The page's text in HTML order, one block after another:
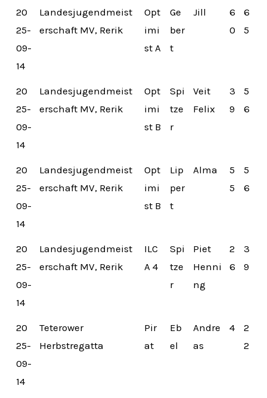
20
25-
09-
14
Landesjugendmeist
erschaft MV, Rerik
Opt
imi
st A
Ge
ber
t
Jill
6
0
6
5
20
25-
09-
14
Landesjugendmeist
erschaft MV, Rerik
Opt
imi
st B
Spi
tze
r
Veit
Felix
3
9
5
6
20
25-
09-
14
Landesjugendmeist
erschaft MV, Rerik
Opt
imi
st B
Lip
per
t
Alma
5
5
5
6
20
25-
09-
14
Landesjugendmeist
erschaft MV, Rerik
ILC
A 4
Spi
tze
r
Piet
Henni
ng
2
6
3
9
20
25-
09-
14
Teterower
Herbstregatta
Pir
at
Eb
el
Andre
as
4
2
2